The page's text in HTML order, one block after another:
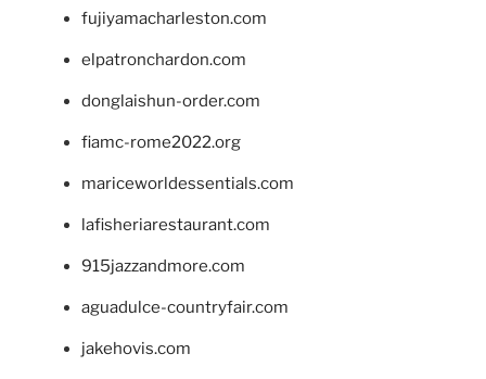
fujiyamacharleston.com
elpatronchardon.com
donglaishun-order.com
fiamc-rome2022.org
mariceworldessentials.com
lafisheriarestaurant.com
915jazzandmore.com
aguadulce-countryfair.com
jakehovis.com